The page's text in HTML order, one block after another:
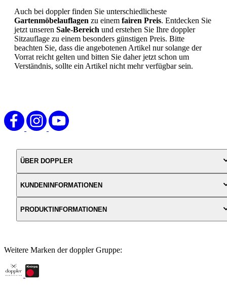
Auch bei doppler finden Sie unterschiedlicheste
Gartenmöbelauflagen zu einem fairen Preis. Entdecken Sie
jetzt unseren Sale-Bereich und erstehen Sie Ihre doppler
Sitzauflage zu einem besonders günstigen Preis. Bitte
beachten Sie, dass die angebotenen Artikel nur solange der
Vorrat reicht gelten und bitten Sie daher jetzt schon um
Verständnis, sollte ein Artikel nicht mehr verfügbar sein.
ÜBER DOPPLER
KUNDENINFORMATIONEN
PRODUKTINFORMATIONEN
Weitere Marken der doppler Gruppe: